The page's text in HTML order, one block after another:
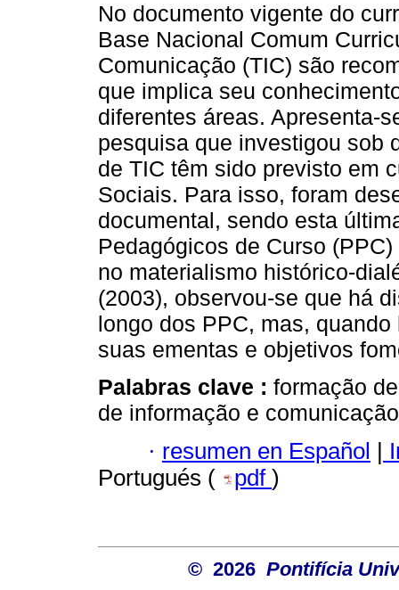
No documento vigente do
Base Nacional Comum
Comunicação (TIC) são
que implica seu
diferentes áreas. Apresenta-
pesquisa que investigou sob
de TIC têm sido previsto em
Sociais. Para isso, foram
documental, sendo esta
Pedagógicos de Curso
no materialismo histórico-
(2003), observou-se que há
longo dos PPC, mas,
suas ementas e objetivos
Palabras clave : formação
de informação e
· resumen en Español |
Portugués (
pdf )
© 2026 Pontifícia